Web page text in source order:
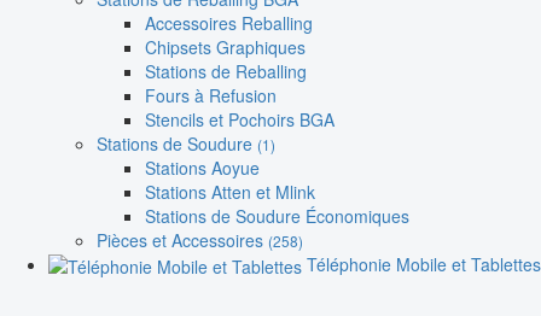
Accessoires Reballing
Chipsets Graphiques
Stations de Reballing
Fours à Refusion
Stencils et Pochoirs BGA
Stations de Soudure (1)
Stations Aoyue
Stations Atten et Mlink
Stations de Soudure Économiques
Pièces et Accessoires (258)
Téléphonie Mobile et Tablettes